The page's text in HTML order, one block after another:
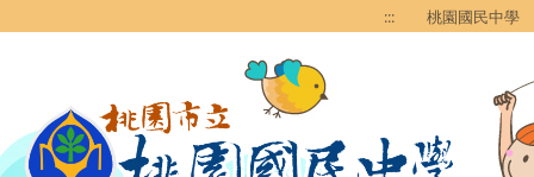
::: 桃園國民中學